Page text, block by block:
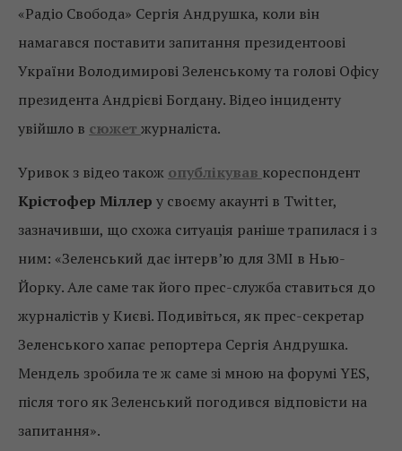
«Радіо Свобода» Сергія Андрушка, коли він
намагався поставити запитання президентоові
України Володимирові Зеленському та голові Офісу
президента Андрієві Богдану. Відео інциденту
увійшло в сюжет журналіста.
Уривок з відео також опублікував кореспондент
Крістофер Міллер у своєму акаунті в Twitter,
зазначивши, що схожа ситуація раніше трапилася і з
ним: «Зеленський дає інтерв’ю для ЗМІ в Нью-
Йорку. Але саме так його прес-служба ставиться до
журналістів у Києві. Подивіться, як прес-секретар
Зеленського хапає репортера Сергія Андрушка.
Мендель зробила те ж саме зі мною на форумі YES,
після того як Зеленський погодився відповісти на
запитання».